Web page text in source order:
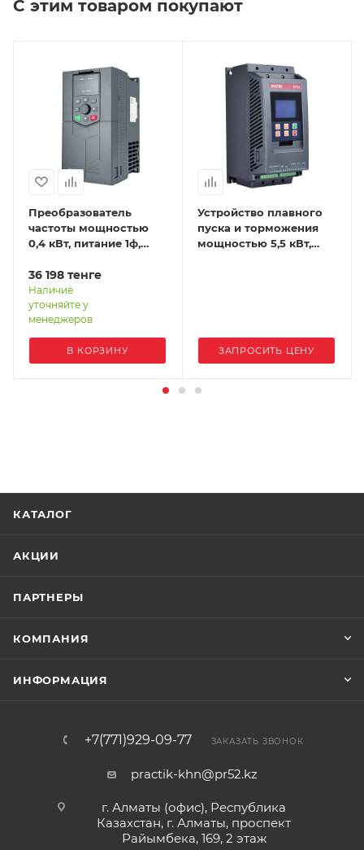
С этим товаром покупают
Преобразователь
частоты мощностью
0,4 кВт, питание 1ф,
EFIP-LA3-0R4G-2S
36 198 тенге
Наличие
уточняйте у
менеджеров
В КОРЗИНУ
Устройство плавного
пуска и торможения
мощностью 5,5 кВт,
ЗАПРОСИТЬ ЦЕНУ
КАТАЛОГ
АКЦИИ
ПАРТНЕРЫ
КОМПАНИЯ
ИНФОРМАЦИЯ
+7(771)929-09-77 ЗАКАЗАТЬ ЗВОНОК
practik-khn@pr52.kz
г. Алматы (офис), Республика
Казахстан, г. Алматы, проспект
Райымбека, 169, 2 этаж